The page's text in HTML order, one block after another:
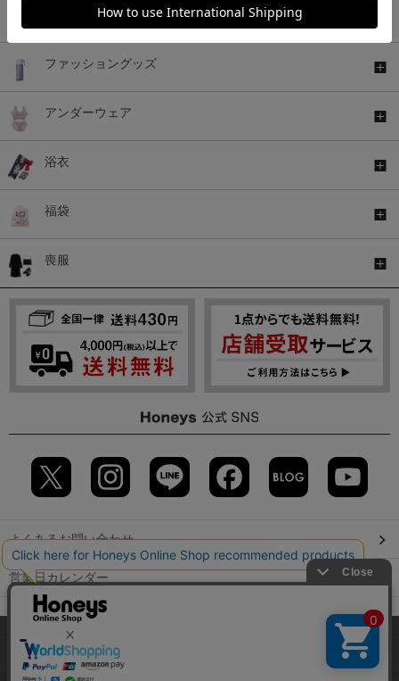
ファッショングッズ
アンダーウェア
浴衣
福袋
喪服
よくあるお問い合わせ
営業日カレンダー
店舗検索
GLOBAL GUIDE（海外からご利用のお客様）
当サイトでは、サイトの利便性向上のため、クッキー(Cookie)を使
用しています。詳しくは「
」をご覧くださ